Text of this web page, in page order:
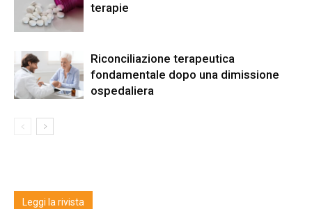
terapie
Riconciliazione terapeutica
fondamentale dopo una dimissione
ospedaliera
Leggi la rivista